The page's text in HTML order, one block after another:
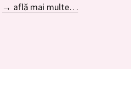
→ află mai multe…